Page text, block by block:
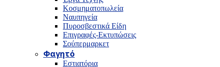
Κοσμηματοπωλεία
Ναυπηγεία
Πυροσβεστικά Είδη
Επιγραφές-Εκτυπώσεις
Σούπερμαρκετ
Φαγητό
Εστιατόρια